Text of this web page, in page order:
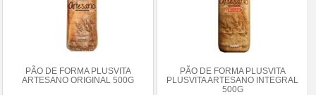
PÃO DE FORMA PLUSVITA
ARTESANO ORIGINAL 500G
PÃO DE FORMA PLUSVITA
PLUSVITA ARTESANO INTEGRAL
500G